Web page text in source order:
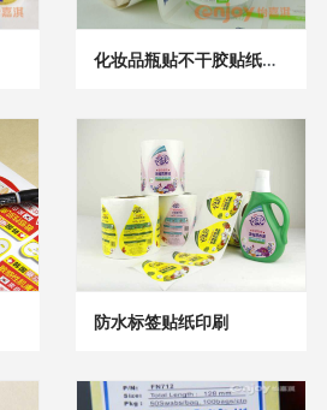
化妆品瓶贴不干胶贴纸印刷
防水标签贴纸印刷